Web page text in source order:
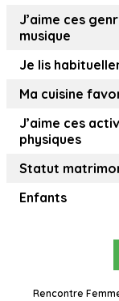
J’aime ces
musique
Je lis
Ma cuisine
J’aime ces
physiques
Statut
Enfants
Rencontre